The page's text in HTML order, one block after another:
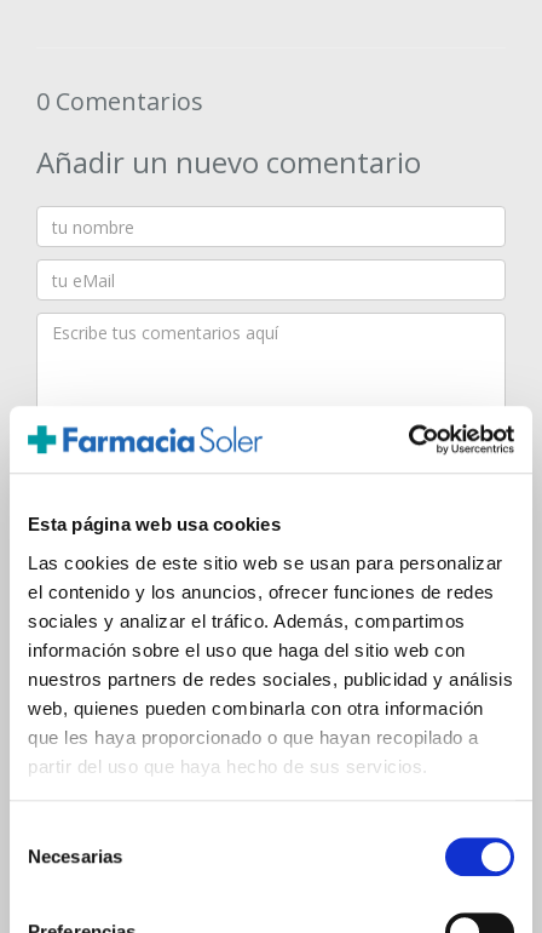
Esta página web usa cookies
Las cookies de este sitio web se usan para personalizar
el contenido y los anuncios, ofrecer funciones de redes
sociales y analizar el tráfico. Además, compartimos
información sobre el uso que haga del sitio web con
nuestros partners de redes sociales, publicidad y análisis
web, quienes pueden combinarla con otra información
que les haya proporcionado o que hayan recopilado a
partir del uso que haya hecho de sus servicios.
Necesarias
0 Comentarios
Añadir un nuevo comentario
Anímate a utilizar este método si:
Quieres realizar alguna pregunta para que la conteste
uno de nuestros expertos
Quieres compartir tus consideraciones acerca de
nuestra publicación.
Gracias por colaborar!!! ;-)
SUPER MAMÁS